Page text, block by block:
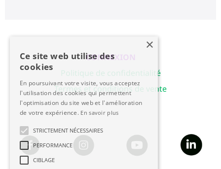
CONNEXION
Politique de confidentialité
Termes et conditions de vente
×
Ce site web utilise des
cookies
En poursuivant votre visite, vous acceptez
l'utilisation des cookies qui permettent
l'optimisation du site web et l'amélioration
de votre expérience. En savoir plus
STRICTEMENT NÉCESSAIRES
PERFORMANCE
CIBLAGE